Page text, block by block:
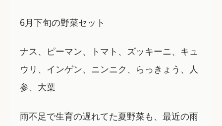
6月下旬の野菜セット
ナス、ピーマン、トマト、ズッキーニ、キュ
ウリ、インゲン、ニンニク、らっきょう、人
参、大葉
雨不足で生育の遅れてた夏野菜も、最近の雨